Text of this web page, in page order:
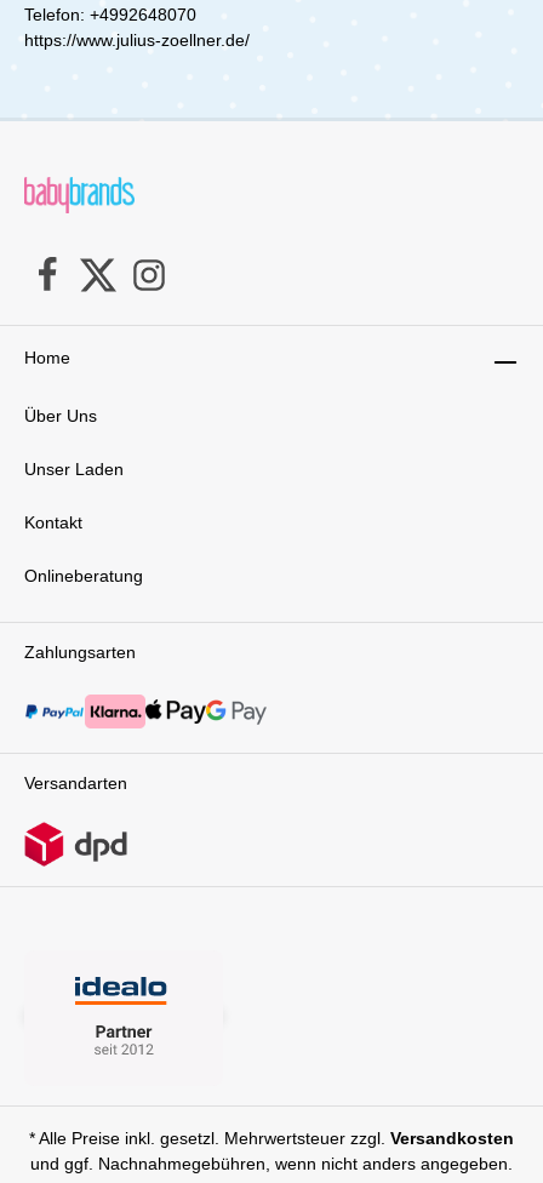
Telefon: +4992648070
https://www.julius-zoellner.de/
Zahlungsarten
Versandarten
Home
Über Uns
Unser Laden
Kontakt
Onlineberatung
* Alle Preise inkl. gesetzl. Mehrwertsteuer zzgl. Versandkosten
und ggf. Nachnahmegebühren, wenn nicht anders angegeben.